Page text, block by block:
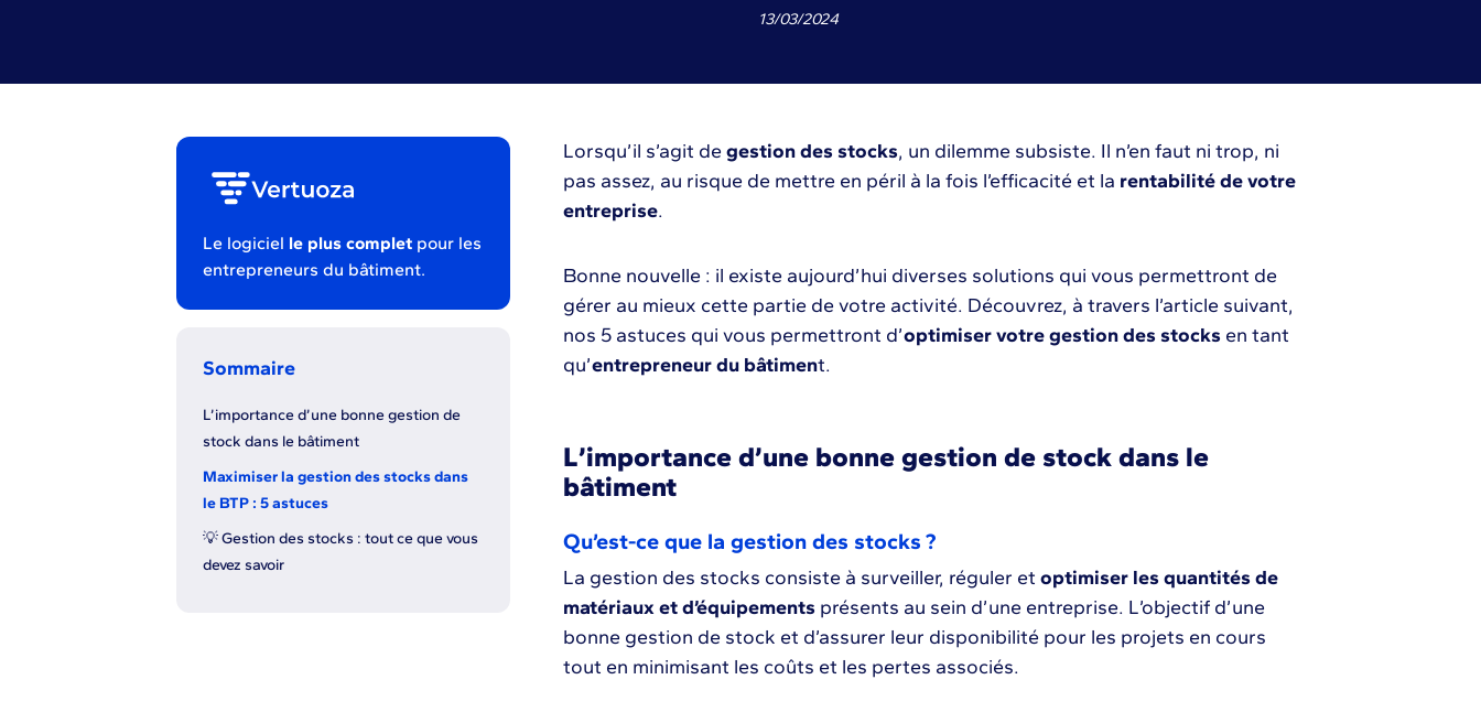
13/03/2024
Le logiciel le plus complet pour les
entrepreneurs du bâtiment.
Sommaire
L’importance d’une bonne gestion de
stock dans le bâtiment
Maximiser la gestion des stocks dans
le BTP : 5 astuces
💡 Gestion des stocks : tout ce que vous
devez savoir
Lorsqu’il s’agit de gestion des stocks, un dilemme subsiste. Il n’en faut ni trop, ni
pas assez, au risque de mettre en péril à la fois l’efficacité et la rentabilité de votre
entreprise.
Bonne nouvelle : il existe aujourd’hui diverses solutions qui vous permettront de
gérer au mieux cette partie de votre activité. Découvrez, à travers l’article suivant,
nos 5 astuces qui vous permettront d’optimiser votre gestion des stocks en tant
qu’entrepreneur du bâtiment.
L’importance d’une bonne gestion de stock dans le
bâtiment
Qu’est-ce que la gestion des stocks ?
La gestion des stocks consiste à surveiller, réguler et optimiser les quantités de
matériaux et d’équipements présents au sein d’une entreprise. L’objectif d’une
bonne gestion de stock et d’assurer leur disponibilité pour les projets en cours
tout en minimisant les coûts et les pertes associés.